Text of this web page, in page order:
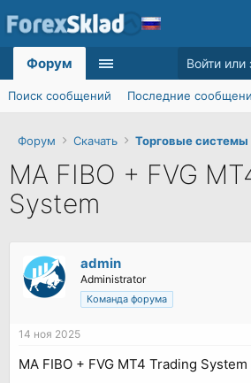
Форум Скачать Торговые системы
MA FIBO + FVG
System
admin
Administrator
Команда форума
14 ноя 2025
MA FIBO + FVG MT4 Trading System
Форум
Поиск сообщений Последние
Войти или